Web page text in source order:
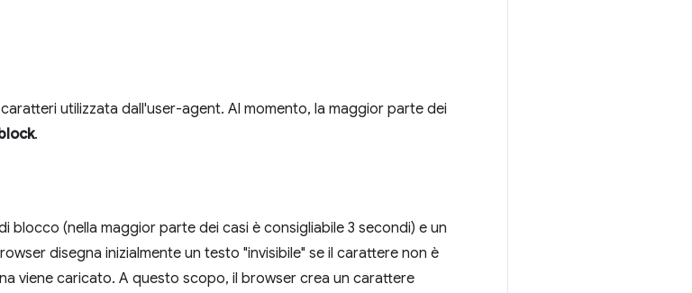
utilizzata dall'user-agent. Al momento, la maggior parte dei
.
(nella maggior parte dei casi è consigliabile 3 secondi) e un
disegna inizialmente un testo "invisibile" se il carattere non è
viene caricato. A questo scopo, il browser crea un carattere